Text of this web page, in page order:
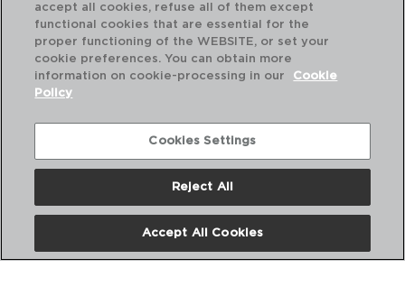
5426091
PVP recomendado:
13,00 €
accept all cookies, refuse all of them except
functional cookies that are essential for the
proper functioning of the WEBSITE, or set your
cookie preferences. You can obtain more
information on cookie-processing in our
Cookie
Policy
Cookies Settings
Reject All
Accept All Cookies